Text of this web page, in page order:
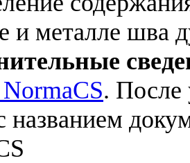
и металле шва
. После
названием